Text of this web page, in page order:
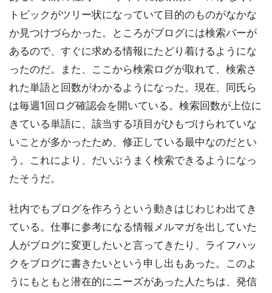
トピックがツリー状になっていて目的のものがなかな
か見つけづらかった。ところがブログには検索バーが
あるので、すぐに求める情報にたどり着けるようにな
ったのだ。また、ここから検索ログが取れて、検索さ
れた単語と回数がわかるようになった。現在、同氏ら
は毎週1回ログ確認会を開いている。検索回数が上位に
きている単語に、該当する項目がひもづけられていな
いことが多かったため、修正している最中なのだとい
う。これにより、だいぶうまく検索できるようになっ
たそうだ。
社内でもブログを作ろうという動きはじわじわ出てき
ている。仕事に参考になる情報メルマガを出していた
人がブログに変更したいと言ってきたり、ライフハッ
クをブログに書きたいという申し出もあった。このよ
うにもともと潜在的にニーズがあった人たちは、発信